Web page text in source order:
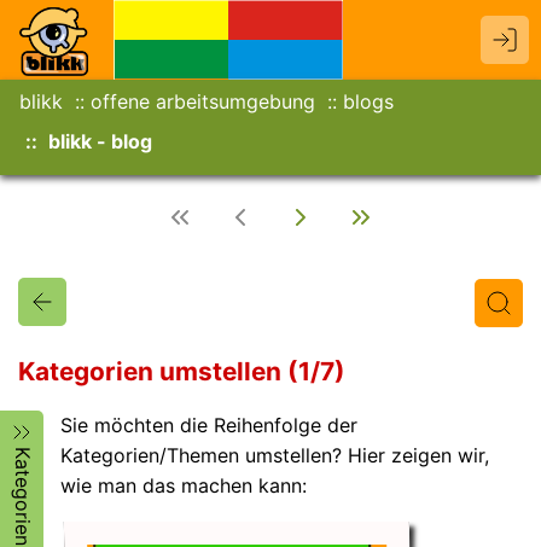
blikk offene arbeitsumgebung
blogs
blikk - blog
Titel Text Autor/in
Kategorien umstellen (1/7)
Kategorien
Sie möchten die Reihenfolge der
Kategorien/Themen umstellen? Hier zeigen wir,
wie man das machen kann: